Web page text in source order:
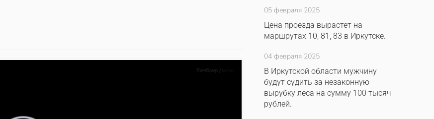
05 февраля 2025
Цена проезда вырастет на
маршрутах 10, 81, 83 в Иркутске.
04 февраля 2025
В Иркутской области мужчину
будут судить за незаконную
вырубку леса на сумму 100 тысяч
рублей.